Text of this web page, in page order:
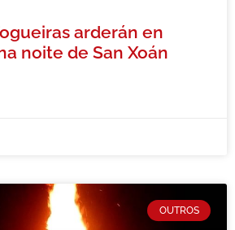
arderán en
noite de San Xoán
OUTROS